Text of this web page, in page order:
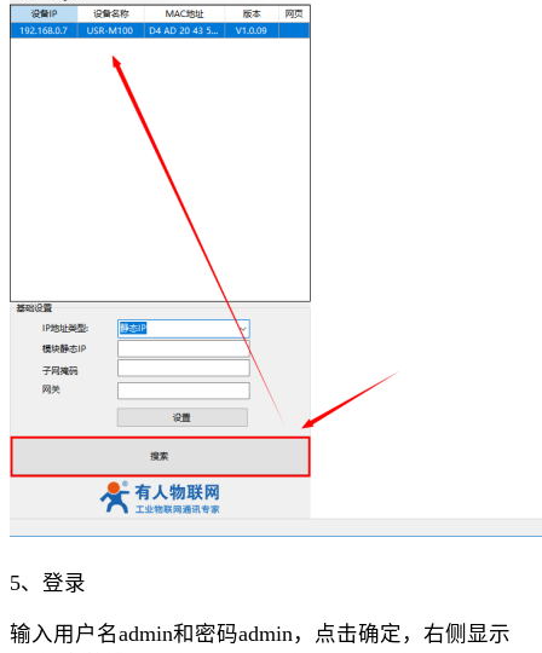
5、登录
输入用户名admin和密码admin，点击确定，右侧显示